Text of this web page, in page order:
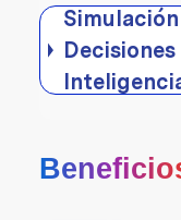
Decisiones